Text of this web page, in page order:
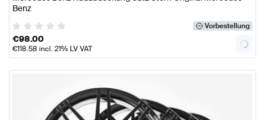
Benz
Vorbestellung
€98.00
€118.58 incl. 21% LV VAT